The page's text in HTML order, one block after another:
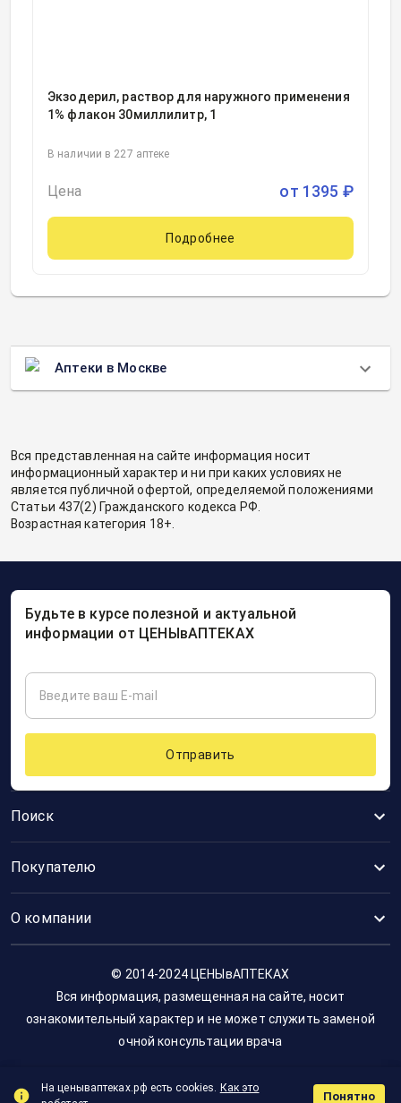
Экзодерил, раствор для наружного применения
1% флакон 30миллилитр, 1
В наличии в 227 аптеке
Цена от 1395 ₽
Подробнее
Аптеки в Москве
Вся представленная на сайте информация носит
информационный характер и ни при каких условиях не
является публичной офертой, определяемой положениями
Статьи 437(2) Гражданского кодекса РФ.
Возрастная категория 18+.
Поиск
Покупателю
О компании
Будьте в курсе полезной и актуальной
информации от ЦЕНЫвАПТЕКАХ
Отправить
© 2014-2024 ЦЕНЫвАПТЕКАХ
Вся информация, размещенная на сайте, носит
ознакомительный характер и не может служить заменой
очной консультации врача
На ценываптеках.рф есть cookies. Как это
Понятно